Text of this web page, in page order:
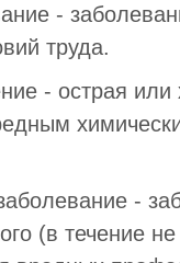
-
труда.
- острая или
-
(в течение